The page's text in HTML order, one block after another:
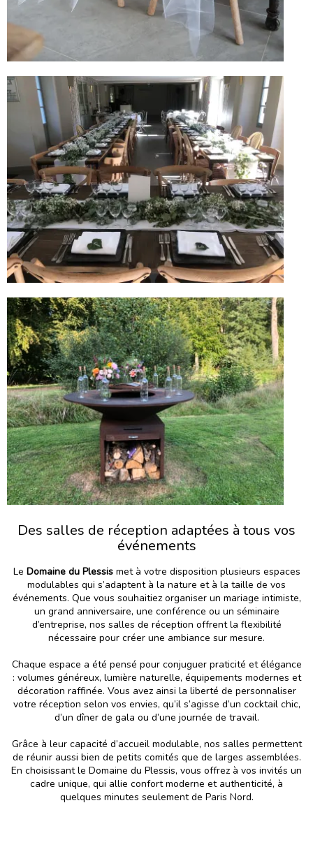
Des salles de réception adaptées à tous vos
événements
Le Domaine du Plessismet à votre disposition plusieurs espaces
modulables qui s’adaptent à la nature et à la taille de vos
événements. Que vous souhaitiez organiser un mariage intimiste,
un grand anniversaire, une conférence ou un séminaire
d’entreprise, nos salles de réception offrent la flexibilité
nécessaire pour créer une ambiance sur mesure.
Chaque espace a été pensé pour conjuguer praticité et élégance
: volumes généreux, lumière naturelle, équipements modernes et
décoration raffinée. Vous avez ainsi la liberté de personnaliser
votre réception selon vos envies, qu’il s’agisse d’un cocktail chic,
d’un dîner de gala ou d’une journée de travail.
Grâce à leur capacité d’accueil modulable, nos salles permettent
de réunir aussi bien de petits comités que de larges assemblées.
En choisissant le Domaine du Plessis, vous offrez à vos invités un
cadre unique, qui allie confort moderne et authenticité, à
quelques minutes seulement de Paris Nord.